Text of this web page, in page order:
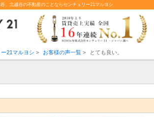
、北越谷の不動産のことならセンチュリー21マルヨシ
21マルヨシ > お客様の声一覧> とても良い。